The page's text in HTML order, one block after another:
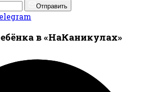
Отправить
в «НаКаникулах»